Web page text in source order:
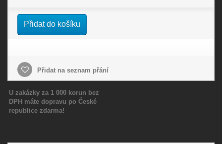
Přidat do košíku
Přidat na seznam přání
U zakázky za 1 000 korun bez
DPH máte dopravu po České
republice zdarma!